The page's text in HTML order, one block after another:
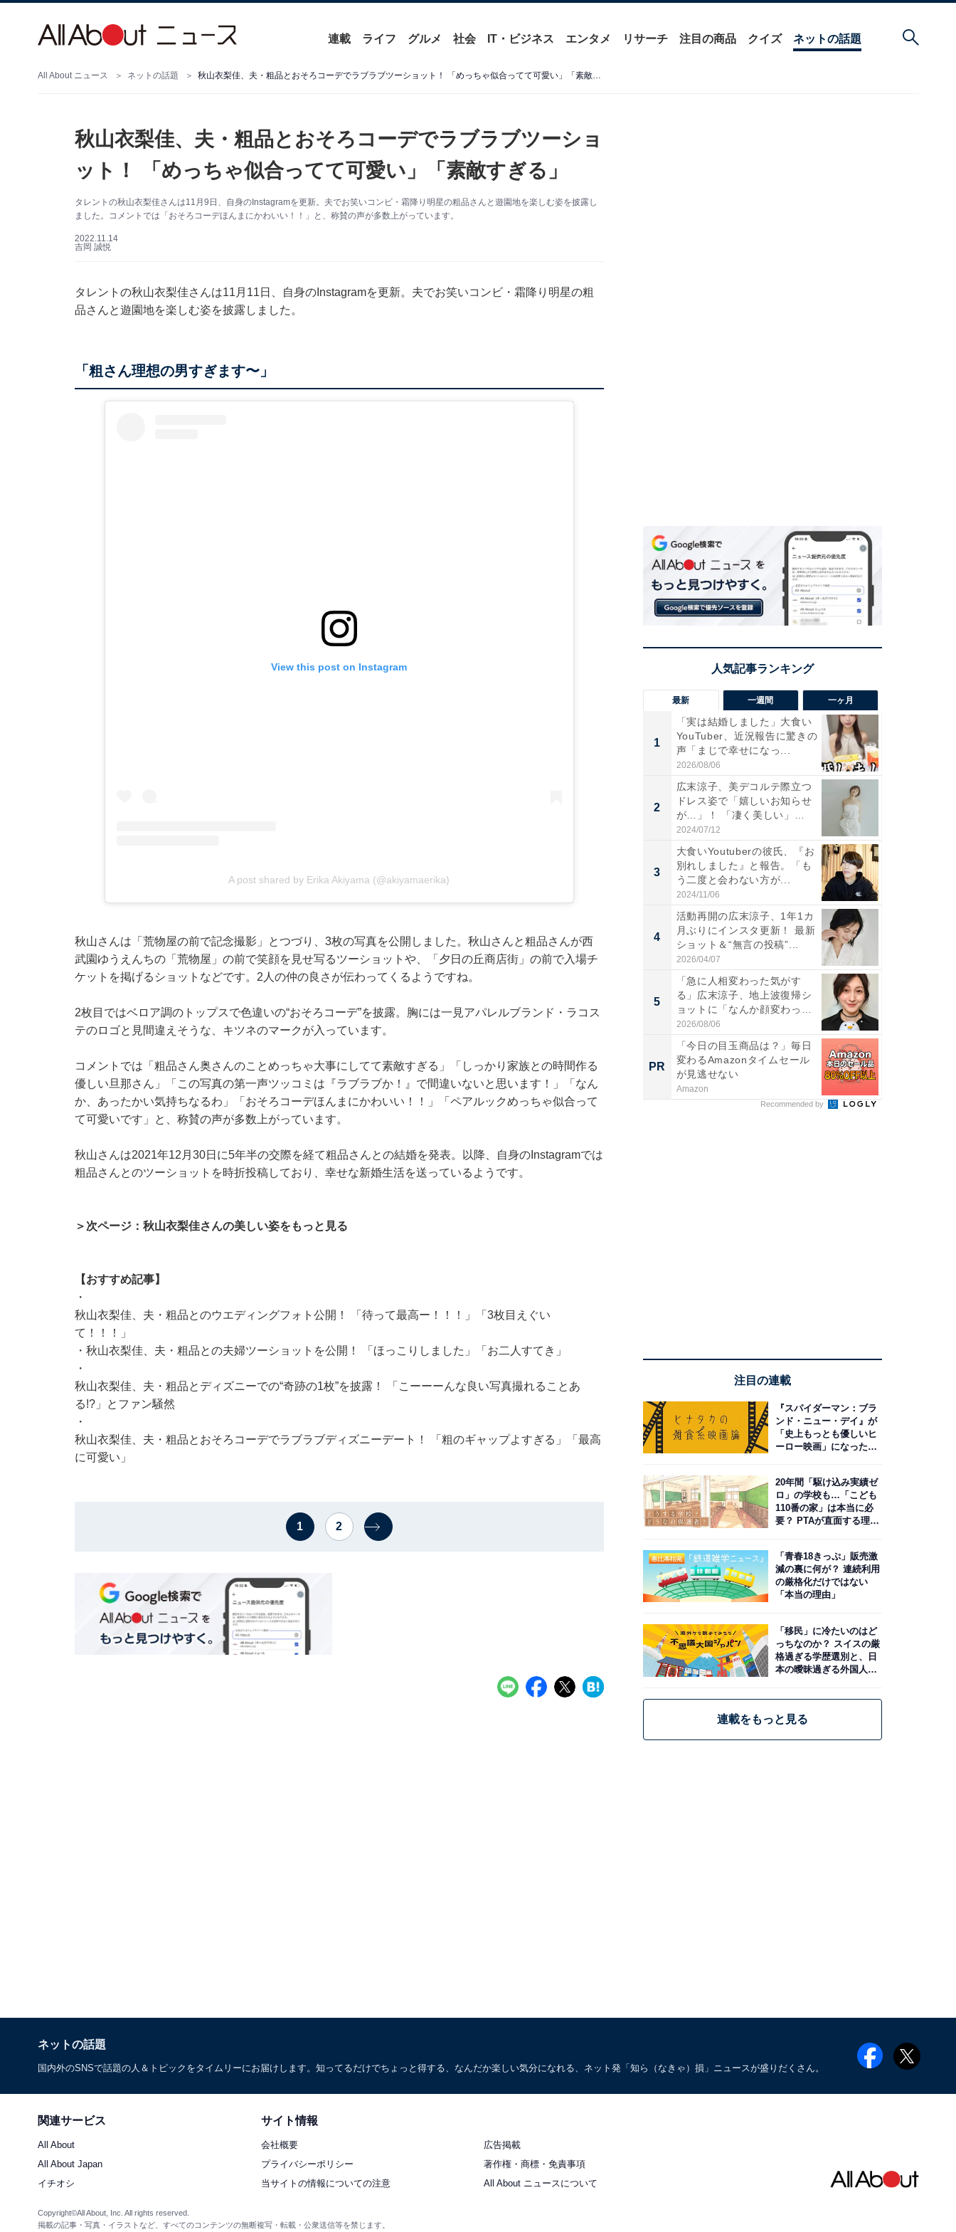
連載 ライフ グルメ 社会 IT・ビジネス エンタメ リサーチ 注目の商品 クイズ ネットの話題
All About ニュース ネットの話題 秋山衣梨佳、夫・粗品とおそろコーデでラブラブツーショット！ 「めっちゃ似合ってて可愛い」「素敵すぎる」
秋山衣梨佳、夫・粗品とおそろコーデでラブラブツーショ
ット！ 「めっちゃ似合ってて可愛い」「素敵すぎる」
タレントの秋山衣梨佳さんは11月9日、自身のInstagramを更新。夫でお笑いコンビ・霜降り明星の粗品さんと遊園地を楽しむ姿を披露し
ました。コメントでは「おそろコーデほんまにかわいい！！」と、称賛の声が多数上がっています。
2022.11.14
吉岡 誠悦
タレントの秋山衣梨佳さんは11月11日、自身のInstagramを更新。夫でお笑いコンビ・霜降り明星の粗
品さんと遊園地を楽しむ姿を披露しました。
「粗さん理想の男すぎます〜」
View this post on Instagram
A post shared by Erika Akiyama (@akiyamaerika)
秋山さんは「荒物屋の前で記念撮影」とつづり、3枚の写真を公開しました。秋山さんと粗品さんが西
武園ゆうえんちの「荒物屋」の前で笑顔を見せ写るツーショットや、「夕日の丘商店街」の前で入場チ
ケットを掲げるショットなどです。2人の仲の良さが伝わってくるようですね。
2枚目ではベロア調のトップスで色違いの“おそろコーデ”を披露。胸には一見アパレルブランド・ラコス
テのロゴと見間違えそうな、キツネのマークが入っています。
コメントでは「粗品さん奥さんのことめっちゃ大事にしてて素敵すぎる」「しっかり家族との時間作る
優しい旦那さん」「この写真の第一声ツッコミは『ラブラブか！』で間違いないと思います！」「なん
か、あったかい気持ちなるわ」「おそろコーデほんまにかわいい！！」「ペアルックめっちゃ似合って
て可愛いです」と、称賛の声が多数上がっています。
秋山さんは2021年12月30日に5年半の交際を経て粗品さんとの結婚を発表。以降、自身のInstagramでは
粗品さんとのツーショットを時折投稿しており、幸せな新婚生活を送っているようです。
＞次ページ：秋山衣梨佳さんの美しい姿をもっと見る
【おすすめ記事】
・
秋山衣梨佳、夫・粗品とのウエディングフォト公開！ 「待って最高ー！！！」「3枚目えぐい
て！！！」
・ 秋山衣梨佳、夫・粗品との夫婦ツーショットを公開！ 「ほっこりしました」「お二人すてき」
・
秋山衣梨佳、夫・粗品とディズニーでの“奇跡の1枚”を披露！ 「こーーーんな良い写真撮れることあ
る!?」とファン騒然
・
秋山衣梨佳、夫・粗品とおそろコーデでラブラブディズニーデート！ 「粗のギャップよすぎる」「最高
に可愛い」
1 2
最新 一週間 一ヶ月
1
「実は結婚しました」大食い
YouTuber、近況報告に驚きの
声「まじで幸せになっ...
2026/08/06
2
広末涼子、美デコルテ際立つ
ドレス姿で「嬉しいお知らせ
が…」！ 「凄く美しい」
「透...
2024/07/12
3
大食いYoutuberの彼氏、『お
別れしました』と報告。「も
う二度と会わない方が...
2024/11/06
4
活動再開の広末涼子、1年1カ
月ぶりにインスタ更新！ 最新
ショット＆“無言の投稿”...
2026/04/07
5
「急に人相変わった気がす
る」広末涼子、地上波復帰シ
ョットに「なんか顔変わっ
た」の...
2026/08/06
PR
「今日の目玉商品は？」毎日
変わるAmazonタイムセール
が見逃せない
Amazon
Recommended by
注目の連載
『スパイダーマン：ブラ
ンド・ニュー・デイ』が
「史上もっとも優しいヒ
ーロー映画」になった理
20年間「駆け込み実績ゼ
ロ」の学校も…「こども
110番の家」は本当に必
要？ PTAが直面する理想
「青春18きっぷ」販売激
減の裏に何が？ 連続利用
の厳格化だけではない
「本当の理由」
「移民」に冷たいのはど
っちなのか？ スイスの厳
格過ぎる学歴選別と、日
本の曖昧過ぎる外国人政
連載をもっと見る
ネットの話題
国内外のSNSで話題の人＆トピックをタイムリーにお届けします。知ってるだけでちょっと得する、なんだか楽しい気分になれる、ネット発「知ら（なきゃ）損」ニュースが盛りだくさん。
関連サービス
All About
All About Japan
イチオシ
サイト情報
会社概要
広告掲載
プライバシーポリシー
著作権・商標・免責事項
当サイトの情報についての注意
All About ニュースについて
Copyright©All About, Inc. All rights reserved.
掲載の記事・写真・イラストなど、すべてのコンテンツの無断複写・転載・公衆送信等を禁じます。